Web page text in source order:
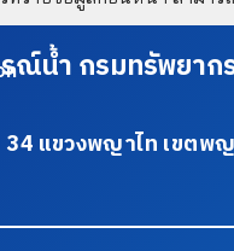
รณ์น้ำ กรมทรัพยาก
แขวงพญาไท เขตพ